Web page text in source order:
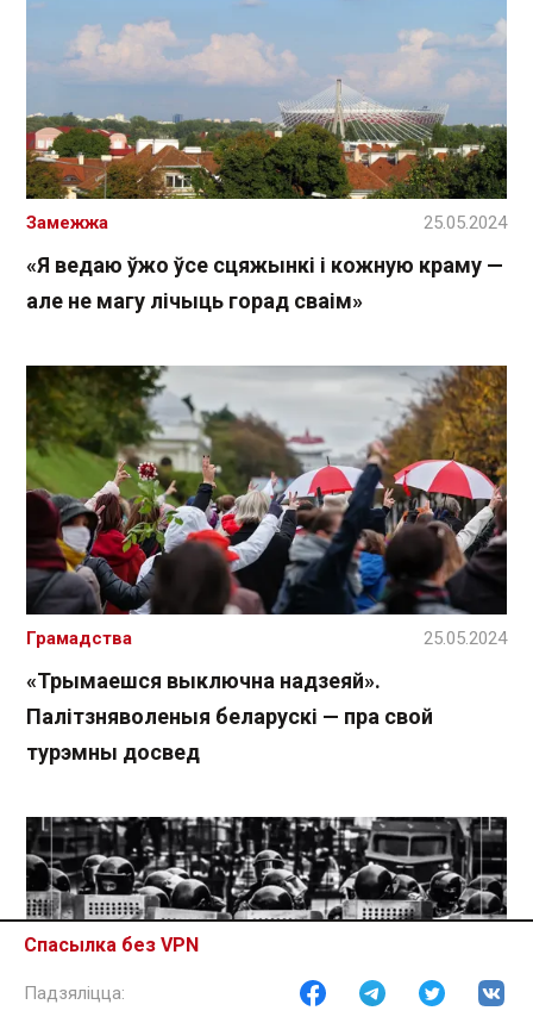
Спасылка без VPN
«Я ведаю ўжо ўсе сцяжынкі і кожную краму —
але не магу лічыць горад сваім»
Замежжа 25.05.2024
«Трымаешся выключна надзеяй».
Палітзняволеныя беларускі — пра свой
турэмны досвед
Грамадства 25.05.2024